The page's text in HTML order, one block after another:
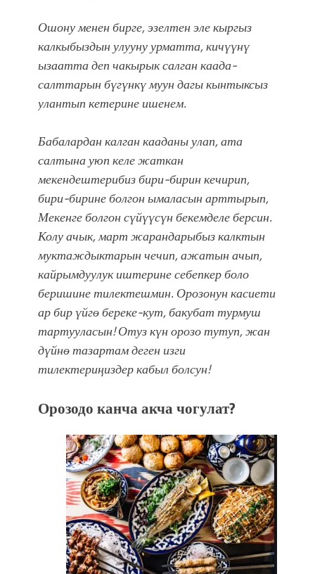
Ошону менен бирге, эзелтен эле кыргыз
калкыбыздын улууну урматта, кичүүнү
ызаатта деп чакырык салган каада-
салттарын бүгүнкү муун дагы кынтыксыз
улантып кетерине ишенем.
Бабалардан калган кааданы улап, ата
салтына уюп келе жаткан
мекендештерибиз бири-бирин кечирип,
бири-бирине болгон ымаласын арттырып,
Мекенге болгон сүйүүсүн бекемделе берсин.
Колу ачык, март жарандарыбыз калктын
муктаждыктарын чечип, ажатын ачып,
кайрымдуулук иштерине себепкер боло
беришине тилектешмин. Орозонун касиети
ар бир үйгө береке-кут, бакубат турмуш
тартууласын!Отуз күн орозо тутуп, жан
дүйнө тазартам деген изги
тилектериңиздер кабыл болсун!
Орозодо канча акча чогулат?